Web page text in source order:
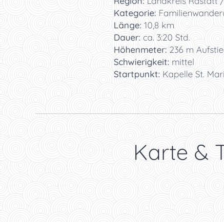
Kategorie:
Länge: 10,8 km
Dauer: ca. 3:20 Std.
Höhenmeter: 236 m
Schwierigkeit: mittel
Startpunkt: Kapelle St.
🗺️ Karte &